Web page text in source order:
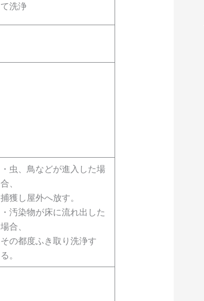
て洗浄
・虫、鳥などが進入した場
合、
捕獲し屋外へ放す。
・汚染物が床に流れ出した
場合、
その都度ふき取り洗浄す
る。